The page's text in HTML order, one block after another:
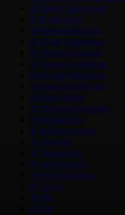
# Павел Прилучный
#Актер кино
# Иван Янковский
# Юлия Пересильд
# Сергей Бурунов
# Сарик Андреасян
# Михаил Ефремов
# Иван Охлобыстин
# Влад Ценев
#Любовь Аксенова
# Милана Бру
#Зубастая няня
# Колобок
# Смешарики
# Чебурашка 3
# Матвей Лыков
#Холод
# НМГ
# док